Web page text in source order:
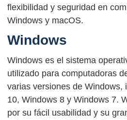
flexibilidad y seguridad en
Windows y macOS.
Windows
Windows es el sistema
utilizado para computadoras
varias versiones de Windows,
10, Windows 8 y Windows 7.
por su fácil usabilidad y su